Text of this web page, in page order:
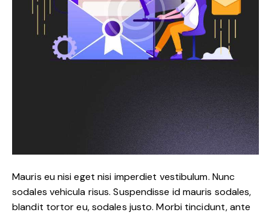
Mauris eu nisi eget nisi imperdiet vestibulum. Nunc
sodales vehicula risus. Suspendisse id mauris sodales,
blandit tortor eu, sodales justo. Morbi tincidunt, ante